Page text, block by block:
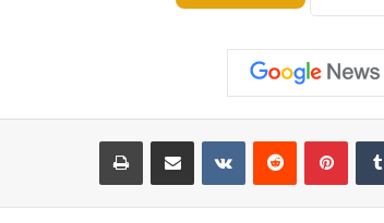
بينتيريست مشاركة عبر البريد طباعة